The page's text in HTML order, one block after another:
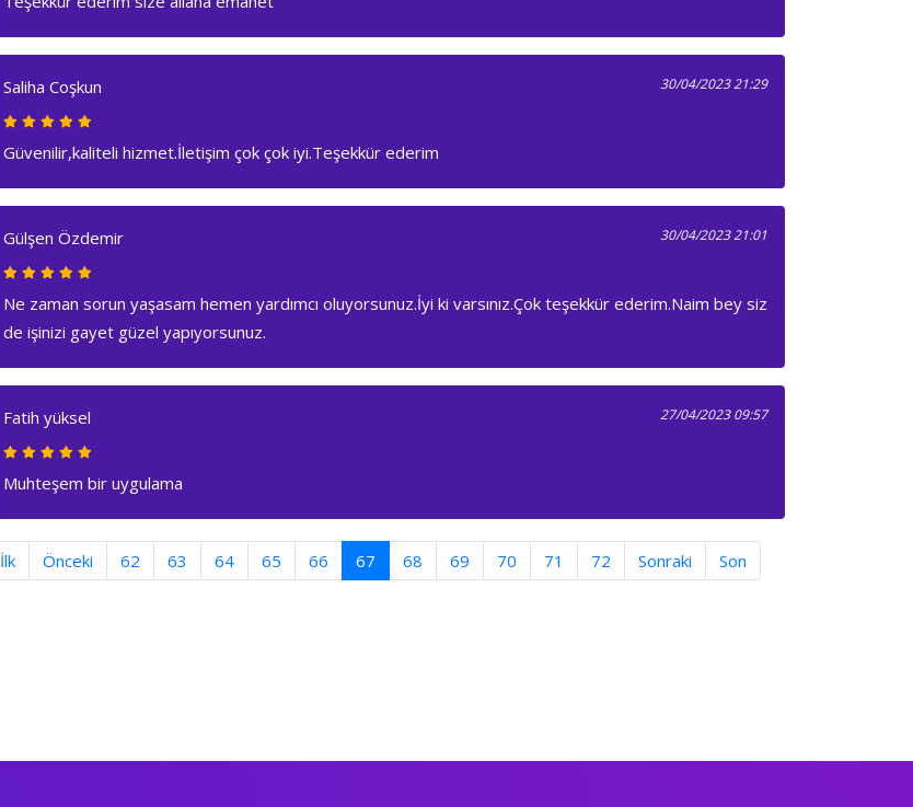
Saliha Coşkun 30/04/2023 21:29
Güvenilir,kaliteli hizmet.İletişim çok çok iyi.Teşekkür ederim
Gülşen Özdemir 30/04/2023 21:01
Ne zaman sorun yaşasam hemen yardımcı oluyorsunuz.İyi ki varsınız.Çok teşekkür ederim.Naim bey siz
de işinizi gayet güzel yapıyorsunuz.
Fatih yüksel 27/04/2023 09:57
Muhteşem bir uygulama
İlk Önceki 62 63 64 65 66 67(current)
68 69 70 71 72 Sonraki Son